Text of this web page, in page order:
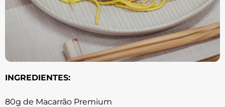
INGREDIENTES:
80g de Macarrão Premium